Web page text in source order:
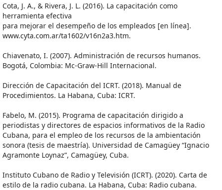
Cota, J. A., & Rivera, J. L. (2016). La capacitación como
herramienta efectiva
para mejorar el desempeño de los empleados [en línea].
www.cyta.com.ar/ta1602/v16n2a3.htm.
Chiavenato, I. (2007). Administración de recursos humanos.
Bogotá, Colombia: Mc-Graw-Hill Internacional.
Dirección de Capacitación del ICRT. (2018). Manual de
Procedimientos. La Habana, Cuba: ICRT.
Fabelo, M. (2015). Programa de capacitación dirigido a
periodistas y directores de espacios informativos de la Radio
Cubana, para el empleo de los recursos de la ambientación
sonora (tesis de maestría). Universidad de Camagüey “Ignacio
Agramonte Loynaz”, Camagüey, Cuba.
Instituto Cubano de Radio y Televisión (ICRT). (2020). Carta de
estilo de la radio cubana. La Habana, Cuba: Radio cubana.